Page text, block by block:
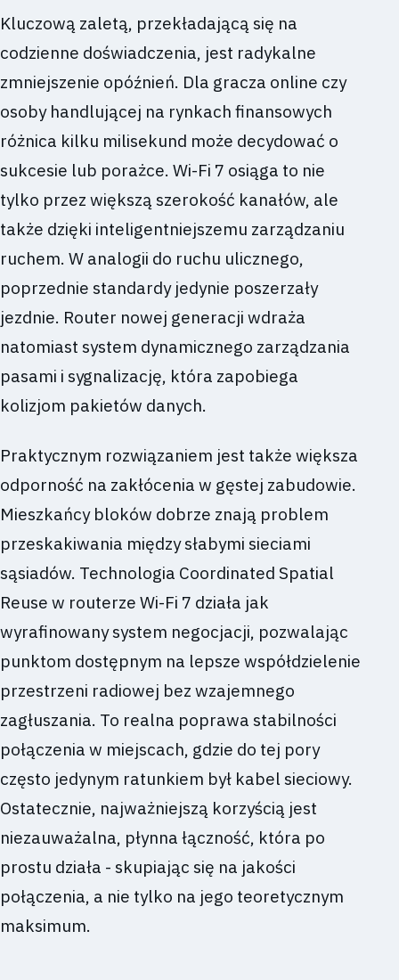
Kluczową zaletą, przekładającą się na
codzienne doświadczenia, jest radykalne
zmniejszenie opóźnień. Dla gracza online czy
osoby handlującej na rynkach finansowych
różnica kilku milisekund może decydować o
sukcesie lub porażce. Wi-Fi 7 osiąga to nie
tylko przez większą szerokość kanałów, ale
także dzięki inteligentniejszemu zarządzaniu
ruchem. W analogii do ruchu ulicznego,
poprzednie standardy jedynie poszerzały
jezdnie. Router nowej generacji wdraża
natomiast system dynamicznego zarządzania
pasami i sygnalizację, która zapobiega
kolizjom pakietów danych.
Praktycznym rozwiązaniem jest także większa
odporność na zakłócenia w gęstej zabudowie.
Mieszkańcy bloków dobrze znają problem
przeskakiwania między słabymi sieciami
sąsiadów. Technologia Coordinated Spatial
Reuse w routerze Wi-Fi 7 działa jak
wyrafinowany system negocjacji, pozwalając
punktom dostępnym na lepsze współdzielenie
przestrzeni radiowej bez wzajemnego
zagłuszania. To realna poprawa stabilności
połączenia w miejscach, gdzie do tej pory
często jedynym ratunkiem był kabel sieciowy.
Ostatecznie, najważniejszą korzyścią jest
niezauważalna, płynna łączność, która po
prostu działa - skupiając się na jakości
połączenia, a nie tylko na jego teoretycznym
maksimum.